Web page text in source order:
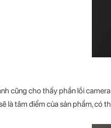
cũng cho thấy phần lồi
là tâm điểm của sản phẩm, có